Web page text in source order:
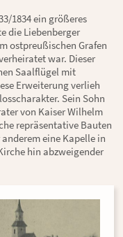
1834 ein größeres
die Liebenberger
ostpreußischen Grafen
war. Dieser
Saalflügel mit
Erweiterung verlieh
Sein Sohn
von Kaiser Wilhelm
repräsentative Bauten
eine Kapelle in
hin abzweigender